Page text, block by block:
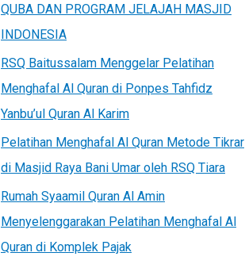
QUBA DAN PROGRAM JELAJAH MASJID
INDONESIA
RSQ Baitussalam Menggelar Pelatihan
Menghafal Al Quran di Ponpes Tahfidz
Yanbu’ul Quran Al Karim
Pelatihan Menghafal Al Quran Metode Tikrar
di Masjid Raya Bani Umar oleh RSQ Tiara
Rumah Syaamil Quran Al Amin
Menyelenggarakan Pelatihan Menghafal Al
Quran di Komplek Pajak